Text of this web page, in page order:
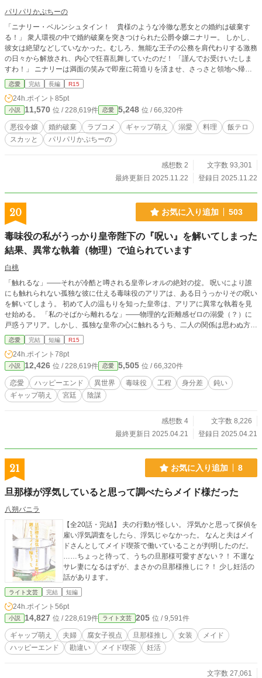
パリパリかぷちーの
「ニナリー・ベルンシュタイン！ 貴様のような冷徹な悪女との婚約は破棄す
る！」 衆人環視の中で婚約破棄を突きつけられた公爵令嬢ニナリー。 しかし、
彼女は絶望などしていなかった。むしろ、無能な王子の公務を肩代わりする激務
の日々から解放され、内心で狂喜乱舞していたのだ！ 「謹んでお受けいたしま
すわ！」 ニナリーは満面の笑みで即座に荷造りを済ませ、さっさと領地へ帰っ
てしまう。
恋愛 完結 長編 R15
24h.ポイント 85pt
小説 11,570 位 / 228,619件 恋愛 5,248 位 / 66,320件
悪役令嬢 婚約破棄 ラブコメ ギャップ萌え 溺愛 料理
飯テロ
スカッと
パリパリかぷちーの
感想数 2
文字数 93,301
最終更新日 2025.11.22
登録日 2025.11.22
20 お気に入り追加 503
毒味役の私がうっかり皇帝陛下の『呪い』を解いてしまった
結果、異常な執着（物理）で迫られています
白桃
「触れるな」――それが冷酷と噂される皇帝レオルの絶対の掟。 呪いにより誰
にも触れられない孤独な彼に仕える毒味役のアリアは、ある日うっかりその呪い
を解いてしまう。 初めて人の温もりを知った皇帝は、アリアに異常な執着を見
せ始める。 「私のそばから離れるな」――物理的な距離感ゼロの溺愛（？）に
戸惑うアリア。しかし、孤独な皇帝の心に触れるうち、二人の関係は思わぬ方向
へ…？ 呪いが繋いだ、凸凹主従（？）ラブファンタジー！
恋愛 完結 短編 R15
24h.ポイント 78pt
小説 12,426 位 / 228,619件 恋愛 5,505 位 / 66,320件
恋愛 ハッピーエンド 異世界 毒味役 工程 身分差
鈍い
ギャップ萌え
宮廷 陰謀
感想数 4
文字数 8,226
最終更新日 2025.04.21
登録日 2025.04.21
21 お気に入り追加 8
旦那様が浮気していると思って調べたらメイド様だった
八朔バニラ
【全20話・完結】 夫の行動が怪しい。 浮気かと思って探偵を
雇い浮気調査をしたら、浮気じゃなかった。 なんと夫はメイ
ドさんとしてメイド喫茶で働いていることが判明したのだ。
……ちょっと待って、うちの旦那様可愛すぎない？！ 不運な
サレ妻になるはずが、まさかの旦那様推しに？！ 少し妊活の
話があります。
ライト文芸 完結 短編
24h.ポイント 56pt
小説 14,827 位 / 228,619件 ライト文芸 205 位 / 9,591件
ギャップ萌え 夫婦 腐女子視点 旦那様推し 女装
メイド
ハッピーエンド
勘違い メイド喫茶 妊活
文字数 27,061